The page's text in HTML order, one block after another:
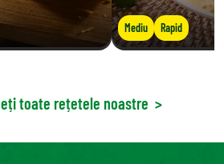
Mediu Rapid
toate rețetele noastre >